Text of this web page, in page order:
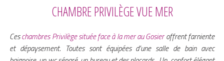
CHAMBRE PRIVILÈGE VUE MER
Ceschambres Privilège située face à la mer au Gosieroffrent farniente
et dépaysement. Toutes sont équipées d’une salle de bain avec